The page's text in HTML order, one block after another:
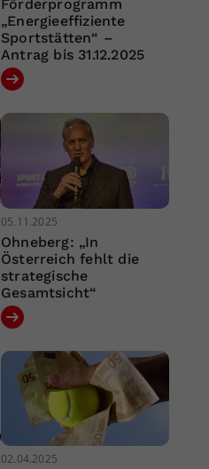
Förderprogramm
„Energieeffiziente
Sportstätten“ –
Antrag bis 31.12.2025
05.11.2025
Ohneberg: „In
Österreich fehlt die
strategische
Gesamtsicht“
02.04.2025